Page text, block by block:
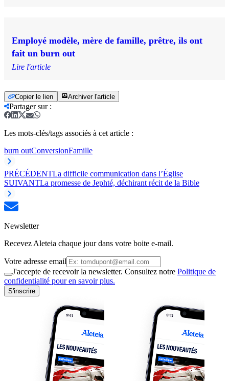
Employé modèle, mère de famille, prêtre, ils ont
fait un burn out
Lire l'article
Copier le lien Archiver l'article
Partager sur:
Les mots-clés/tags associés à cet article :
burn outConversionFamille
PRÉCÉDENTLa difficile communication dans l’Église
SUIVANTLa promesse de Jephté, déchirant récit de la Bible
Newsletter
Recevez Aleteia chaque jour dans votre boite e-mail.
Votre adresse email
J'accepte de recevoir la newsletter. Consultez notre Politique de
confidentialité pour en savoir plus.
S'inscrire